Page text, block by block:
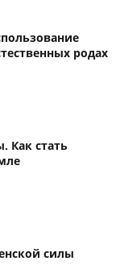
родах
Как стать
силы